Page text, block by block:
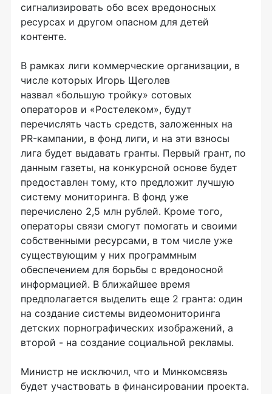
сигнализировать обо всех вредоносных
ресурсах и другом опасном для детей
контенте.
В рамках лиги коммерческие организации, в
числе которых Игорь Щеголев
назвал «большую тройку» сотовых
операторов и «Ростелеком», будут
перечислять часть средств, заложенных на
PR-кампании, в фонд лиги, и на эти взносы
лига будет выдавать гранты. Первый грант, по
данным газеты, на конкурсной основе будет
предоставлен тому, кто предложит лучшую
систему мониторинга. В фонд уже
перечислено 2,5 млн рублей. Кроме того,
операторы связи смогут помогать и своими
собственными ресурсами, в том числе уже
существующим у них программным
обеспечением для борьбы с вредоносной
информацией. В ближайшее время
предполагается выделить еще 2 гранта: один
на создание системы видеомониторинга
детских порнографических изображений, а
второй - на создание социальной рекламы.
Министр не исключил, что и Минкомсвязь
будет участвовать в финансировании проекта.